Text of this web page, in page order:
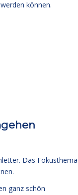
können.
Das Fokusthema
ganz schön